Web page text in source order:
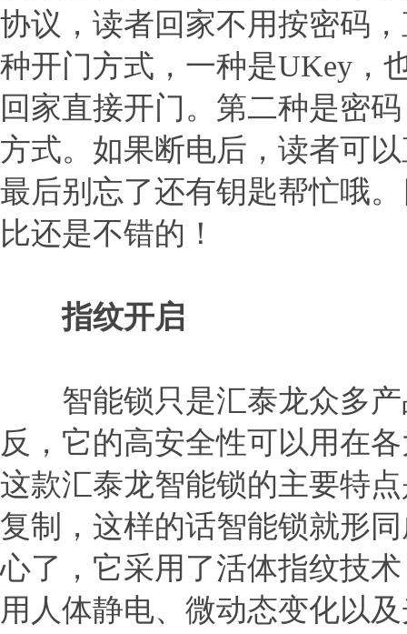
协议，读者回家不用按密码
种开门方式，一种是UKey，
回家直接开门。第二种是密
方式。如果断电后，读者可
最后别忘了还有钥匙帮忙哦
比还是不错的！
指纹开启
智能锁只是汇泰龙众多产
反，它的高安全性可以用在
这款汇泰龙智能锁的主要特
复制，这样的话智能锁就形
心了，它采用了活体指纹技
用人体静电、微动态变化以